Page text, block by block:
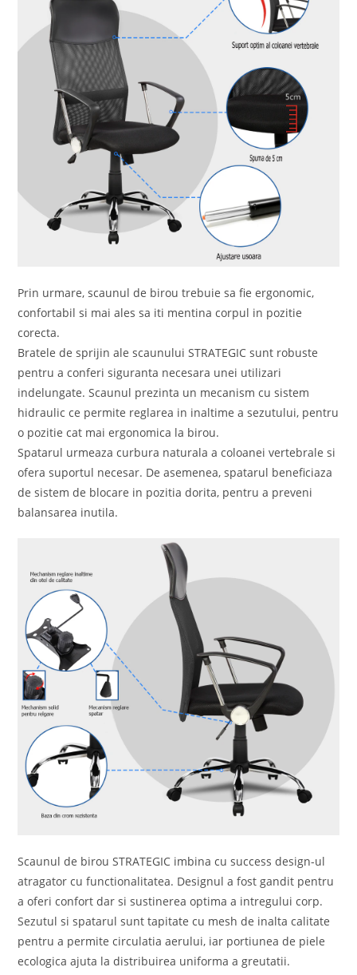
Prin urmare, scaunul de birou trebuie sa fie ergonomic,
confortabil si mai ales sa iti mentina corpul in pozitie
corecta.
Bratele de sprijin ale scaunului STRATEGIC sunt robuste
pentru a conferi siguranta necesara unei utilizari
indelungate. Scaunul prezinta un mecanism cu sistem
hidraulic ce permite reglarea in inaltime a sezutului, pentru
o pozitie cat mai ergonomica la birou.
Spatarul urmeaza curbura naturala a coloanei vertebrale si
ofera suportul necesar. De asemenea, spatarul beneficiaza
de sistem de blocare in pozitia dorita, pentru a preveni
balansarea inutila.
Scaunul de birou STRATEGIC imbina cu success design-ul
atragator cu functionalitatea. Designul a fost gandit pentru
a oferi confort dar si sustinerea optima a intregului corp.
Sezutul si spatarul sunt tapitate cu mesh de inalta calitate
pentru a permite circulatia aerului, iar portiunea de piele
ecologica ajuta la distribuirea uniforma a greutatii.